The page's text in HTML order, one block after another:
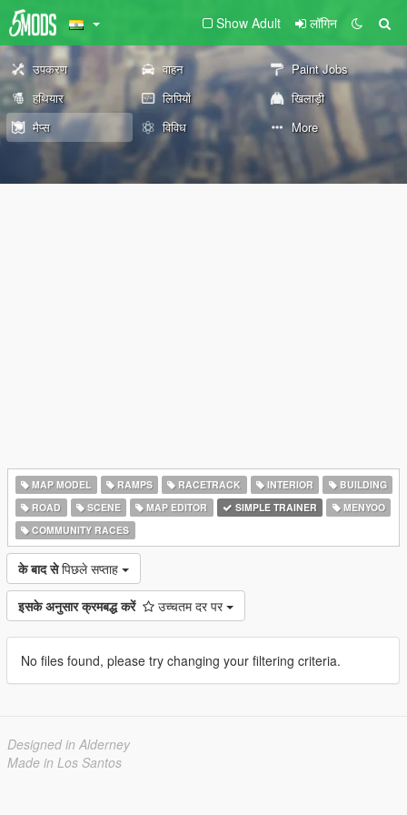
Show Adult लॉगिन
उपकरण वाहन
Paint Jobs
हथियार
लिपियों
खिलाड़ी
मैप्स
विविध More
MAP MODEL RAMPS RACETRACK INTERIOR
BUILDING
ROAD
SCENE MAP EDITOR SIMPLE TRAINER
MENYOO
COMMUNITY RACES
के बाद से पिछले सप्ताह
इसके अनुसार क्रमबद्ध करें उच्चतम दर पर
No files found, please try changing your filtering criteria.
Designed in Alderney
Made in Los Santos